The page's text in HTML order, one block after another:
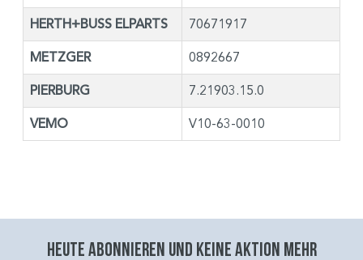
HERTH+BUSS ELPARTS 70671917
METZGER 0892667
PIERBURG 7.21903.15.0
VEMO V10-63-0010
Heute abonnieren und keine aktion mehr